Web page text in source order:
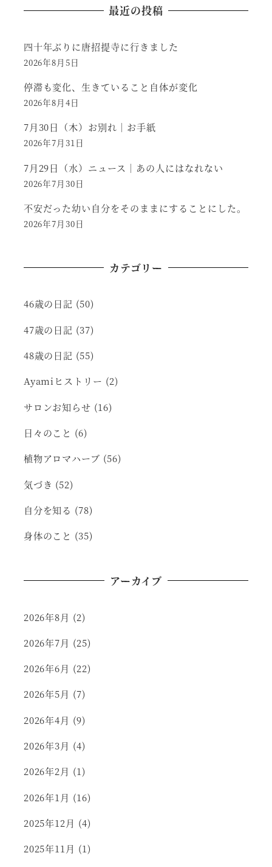
最近の投稿
四十年ぶりに唐招提寺に行きました
2026年8月5日
停滞も変化、生きていること自体が変化
2026年8月4日
7月30日（木）お別れ｜お手紙
2026年7月31日
7月29日（水）ニュース｜あの人にはなれない
2026年7月30日
不安だった幼い自分をそのままにすることにした。
2026年7月30日
カテゴリー
46歳の日記 (50)
47歳の日記 (37)
48歳の日記 (55)
Ayamiヒストリー (2)
サロンお知らせ (16)
日々のこと (6)
植物アロマハーブ (56)
気づき (52)
自分を知る (78)
身体のこと (35)
アーカイブ
2026年8月 (2)
2026年7月 (25)
2026年6月 (22)
2026年5月 (7)
2026年4月 (9)
2026年3月 (4)
2026年2月 (1)
2026年1月 (16)
2025年12月 (4)
2025年11月 (1)